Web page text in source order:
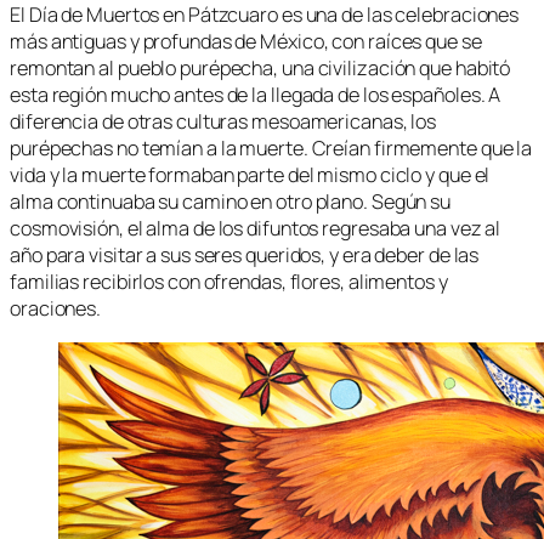
El Día de Muertos en Pátzcuaro es una de las celebraciones
más antiguas y profundas de México, con raíces que se
remontan al pueblo purépecha, una civilización que habitó
esta región mucho antes de la llegada de los españoles. A
diferencia de otras culturas mesoamericanas, los
purépechas no temían a la muerte. Creían firmemente que la
vida y la muerte formaban parte del mismo ciclo y que el
alma continuaba su camino en otro plano. Según su
cosmovisión, el alma de los difuntos regresaba una vez al
año para visitar a sus seres queridos, y era deber de las
familias recibirlos con ofrendas, flores, alimentos y
oraciones.